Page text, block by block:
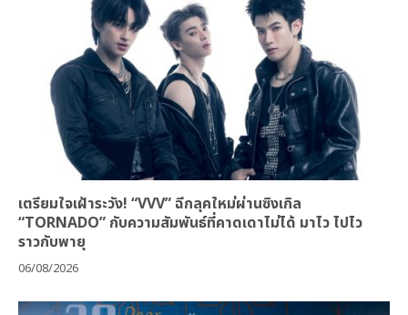
เตรียมใจเฝ้าระวัง! “VVV” ฉีกลุคใหม่ผ่านซิงเกิล
“TORNADO” กับความสัมพันธ์ที่คาดเดาไม่ได้ มาไว ไปไว
ราวกับพายุ
06/08/2026